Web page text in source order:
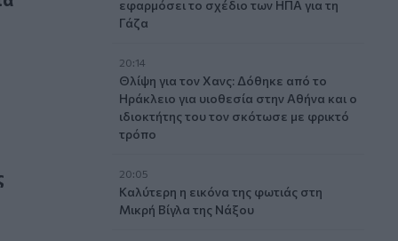
του σχολείου
εφαρμόσει το σχέδιο των ΗΠΑ για τη
Γάζα
20:14
Θλίψη για τον Χανς: Δόθηκε από το
Ηράκλειο για υιοθεσία στην Αθήνα και ο
ιδιοκτήτης του τον σκότωσε με φρικτό
τρόπο
20:05
Καλύτερη η εικόνα της φωτιάς στη
Μικρή Βίγλα της Νάξου